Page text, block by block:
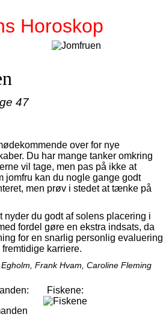
Horoskop
47
over for nye
Du har mange tanker omkring
vil tage, men pas på ikke at
jomfru kan du nogle gange godt
men prøv i stedet at tænke på
du godt af solens placering i
fordel gøre en ekstra indsats, da
for en snarlig personlig evaluering
karriere.
Frank Hvam, Caroline Fleming
Fiskene: